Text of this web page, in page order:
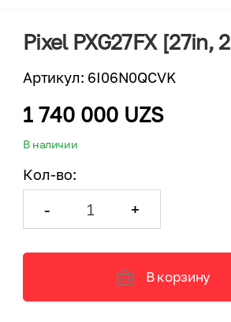
Pixel PXG27FX [27in,
Артикул: 6I06N0QCVK
1 740 000 UZS
В наличии
Кол-во:
- +
В корзину